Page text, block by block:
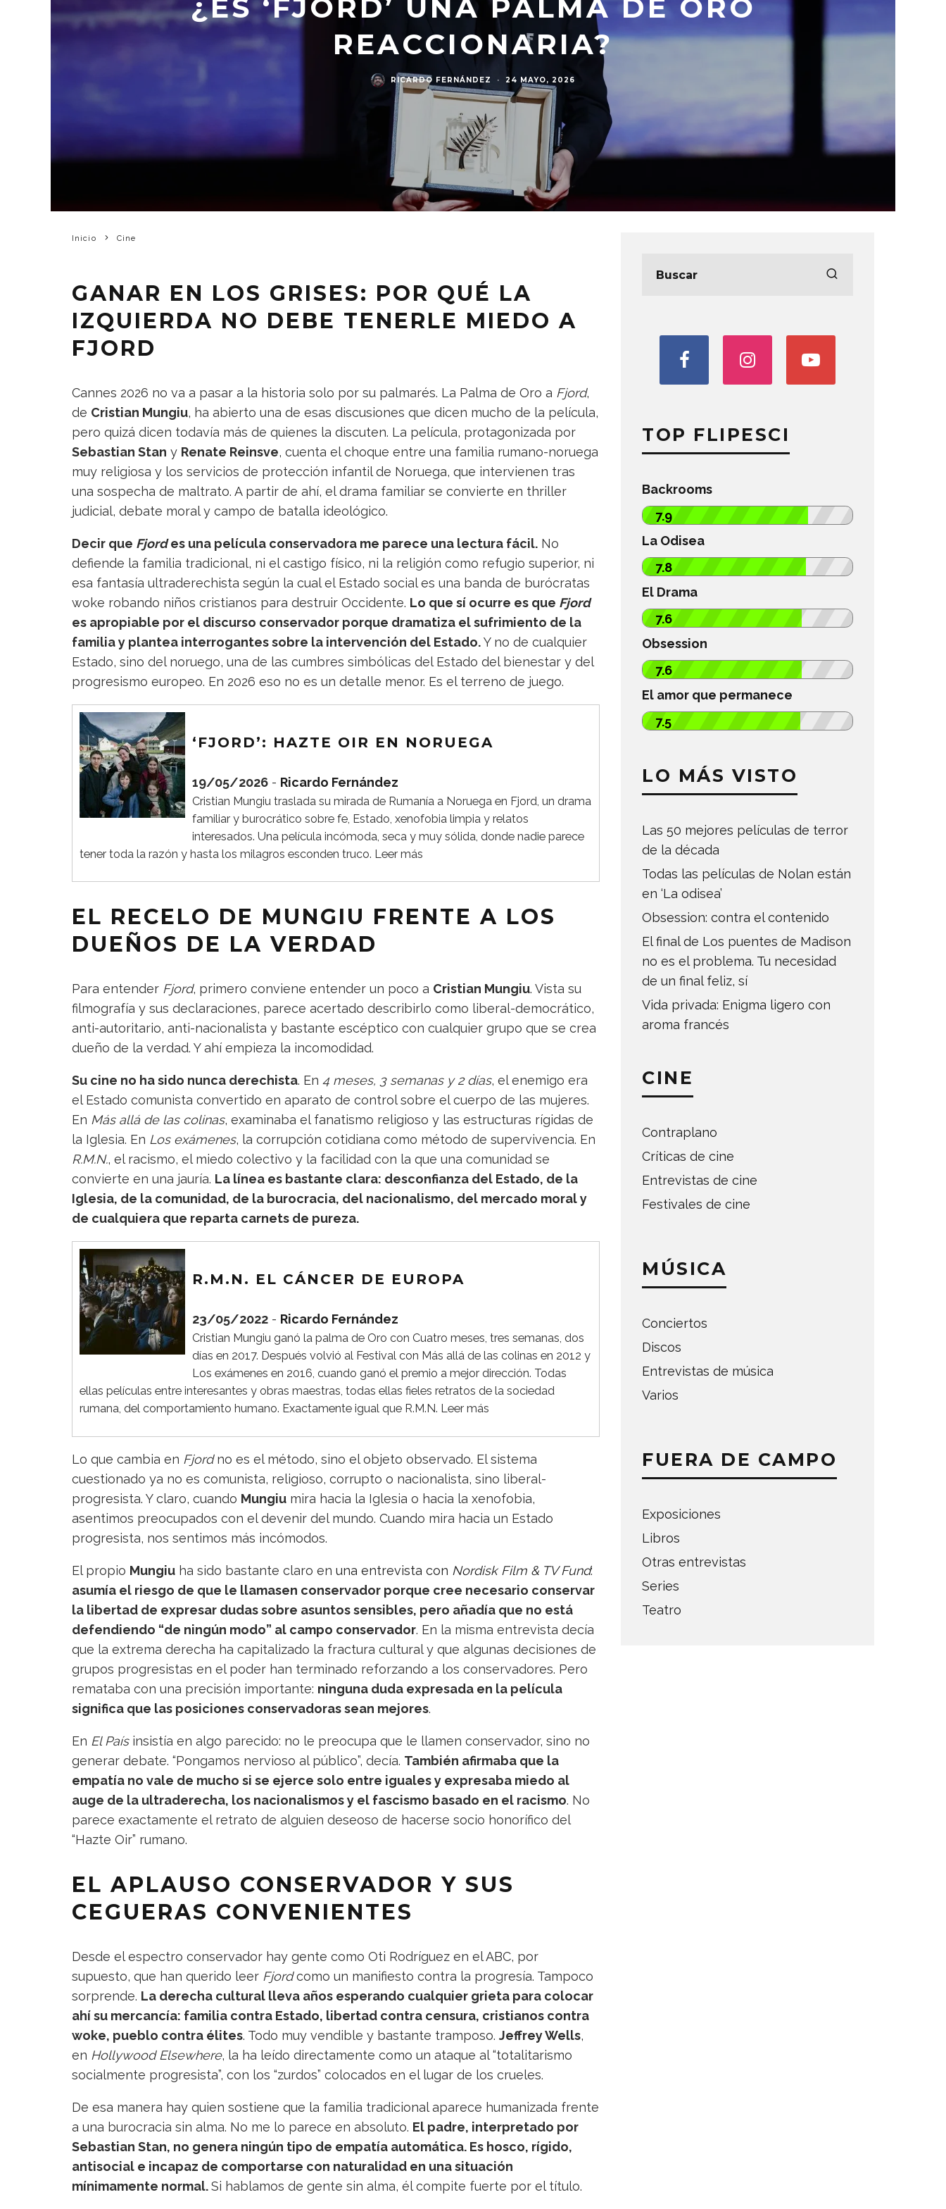
¿ES ‘FJORD’ UNA PALMA DE ORO
REACCIONARIA?
RICARDO FERNÁNDEZ · 24 MAYO, 2026
Inicio Cine
GANAR EN LOS GRISES: POR QUÉ LA
IZQUIERDA NO DEBE TENERLE MIEDO A
FJORD
Cannes 2026 no va a pasar a la historia solo por su palmarés. La Palma de Oro a Fjord,
de Cristian Mungiu, ha abierto una de esas discusiones que dicen mucho de la película,
pero quizá dicen todavía más de quienes la discuten. La película, protagonizada por
Sebastian Stan y Renate Reinsve, cuenta el choque entre una familia rumano-noruega
muy religiosa y los servicios de protección infantil de Noruega, que intervienen tras
una sospecha de maltrato. A partir de ahí, el drama familiar se convierte en thriller
judicial, debate moral y campo de batalla ideológico.
Decir que Fjordes una película conservadora me parece una lectura fácil. No
defiende la familia tradicional, ni el castigo físico, ni la religión como refugio superior, ni
esa fantasía ultraderechista según la cual el Estado social es una banda de burócratas
woke robando niños cristianos para destruir Occidente. Lo que sí ocurre es que Fjord
es apropiable por el discurso conservador porque dramatiza el sufrimiento de la
familia y plantea interrogantes sobre la intervención del Estado.Y no de cualquier
Estado, sino del noruego, una de las cumbres simbólicas del Estado del bienestar y del
progresismo europeo. En 2026 eso no es un detalle menor. Es el terreno de juego.
‘FJORD’: HAZTE OIR EN NORUEGA
19/05/2026 - Ricardo Fernández
Cristian Mungiu traslada su mirada de Rumanía a Noruega en Fjord, un drama
familiar y burocrático sobre fe, Estado, xenofobia limpia y relatos
interesados. Una película incómoda, seca y muy sólida, donde nadie parece
tener toda la razón y hasta los milagros esconden truco. Leer más
EL RECELO DE MUNGIU FRENTE A LOS
DUEÑOS DE LA VERDAD
Para entender Fjord, primero conviene entender un poco a Cristian Mungiu. Vista su
filmografía y sus declaraciones, parece acertado describirlo como liberal-democrático,
anti-autoritario, anti-nacionalista y bastante escéptico con cualquier grupo que se crea
dueño de la verdad. Y ahí empieza la incomodidad.
Su cine no ha sido nunca derechista. En 4 meses, 3 semanas y 2 días, el enemigo era
el Estado comunista convertido en aparato de control sobre el cuerpo de las mujeres.
En Más allá de las colinas, examinaba el fanatismo religioso y las estructuras rígidas de
la Iglesia. En Los exámenes, la corrupción cotidiana como método de supervivencia. En
R.M.N., el racismo, el miedo colectivo y la facilidad con la que una comunidad se
convierte en una jauría. La línea es bastante clara: desconfianza del Estado, de la
Iglesia, de la comunidad, de la burocracia, del nacionalismo, del mercado moral y
de cualquiera que reparta carnets de pureza.
R.M.N. EL CÁNCER DE EUROPA
23/05/2022 - Ricardo Fernández
Cristian Mungiu ganó la palma de Oro con Cuatro meses, tres semanas, dos
días en 2017. Después volvió al Festival con Más allá de las colinas en 2012 y
Los exámenes en 2016, cuando ganó el premio a mejor dirección. Todas
ellas películas entre interesantes y obras maestras, todas ellas fieles retratos de la sociedad
rumana, del comportamiento humano. Exactamente igual que R.M.N. Leer más
Lo que cambia en Fjordno es el método, sino el objeto observado. El sistema
cuestionado ya no es comunista, religioso, corrupto o nacionalista, sino liberal-
progresista. Y claro, cuando Mungiu mira hacia la Iglesia o hacia la xenofobia,
asentimos preocupados con el devenir del mundo. Cuando mira hacia un Estado
progresista, nos sentimos más incómodos.
El propio Mungiu ha sido bastante claro en una entrevista con Nordisk Film & TV Fund:
asumía el riesgo de que le llamasen conservador porque cree necesario conservar
la libertad de expresar dudas sobre asuntos sensibles, pero añadía que no está
defendiendo “de ningún modo” al campo conservador. En la misma entrevista decía
que la extrema derecha ha capitalizado la fractura cultural y que algunas decisiones de
grupos progresistas en el poder han terminado reforzando a los conservadores. Pero
remataba con una precisión importante: ninguna duda expresada en la película
significa que las posiciones conservadoras sean mejores.
En El Paísinsistía en algo parecido: no le preocupa que le llamen conservador, sino no
generar debate. “Pongamos nervioso al público”, decía. También afirmaba que la
empatía no vale de mucho si se ejerce solo entre iguales y expresaba miedo al
auge de la ultraderecha, los nacionalismos y el fascismo basado en el racismo. No
parece exactamente el retrato de alguien deseoso de hacerse socio honorífico del
“Hazte Oir” rumano.
EL APLAUSO CONSERVADOR Y SUS
CEGUERAS CONVENIENTES
Desde el espectro conservador hay gente como Oti Rodríguez en el ABC, por
supuesto, que han querido leer Fjordcomo un manifiesto contra la progresía. Tampoco
sorprende. La derecha cultural lleva años esperando cualquier grieta para colocar
ahí su mercancía: familia contra Estado, libertad contra censura, cristianos contra
woke, pueblo contra élites. Todo muy vendible y bastante tramposo. Jeffrey Wells,
en Hollywood Elsewhere, la ha leído directamente como un ataque al “totalitarismo
socialmente progresista”, con los “zurdos” colocados en el lugar de los crueles.
De esa manera hay quien sostiene que la familia tradicional aparece humanizada frente
a una burocracia sin alma. No me lo parece en absoluto. El padre, interpretado por
Sebastian Stan, no genera ningún tipo de empatía automática. Es hosco, rígido,
antisocial e incapaz de comportarse con naturalidad en una situación
mínimamente normal.Si hablamos de gente sin alma, él compite fuerte por el título.
TOP FLIPESCI
Backrooms
7.9
La Odisea
7.8
El Drama
7.6
Obsession
7.6
El amor que permanece
7.5
LO MÁS VISTO
Las 50 mejores películas de terror
de la década
Todas las películas de Nolan están
en ‘La odisea’
Obsession: contra el contenido
El final de Los puentes de Madison
no es el problema. Tu necesidad
de un final feliz, sí
Vida privada: Enigma ligero con
aroma francés
CINE
Contraplano
Críticas de cine
Entrevistas de cine
Festivales de cine
MÚSICA
Conciertos
Discos
Entrevistas de música
Varios
FUERA DE CAMPO
Exposiciones
Libros
Otras entrevistas
Series
Teatro